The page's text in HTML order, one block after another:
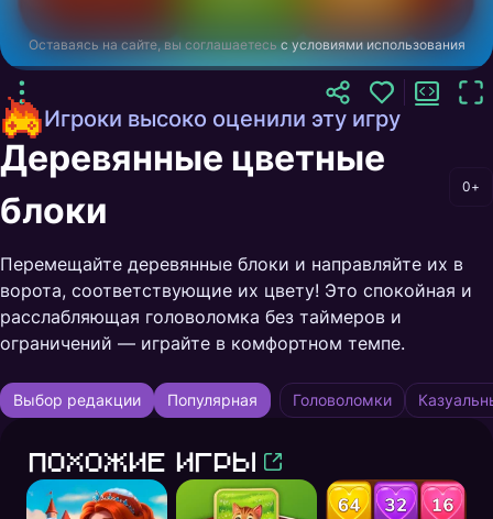
Оставаясь на сайте, вы соглашаетесьс условиями использования
Игроки высоко оценили эту игру
Деревянные цветные
блоки
0+
Перемещайте деревянные блоки и направляйте их в
ворота, соответствующие их цвету! Это спокойная и
расслабляющая головоломка без таймеров и
ограничений — играйте в комфортном темпе.
Выбор редакции Популярная Головоломки
Похожие игры